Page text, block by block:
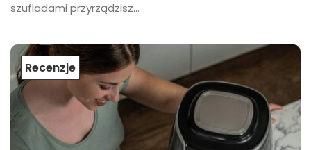
szufladami przyrządzisz...
Recenzje